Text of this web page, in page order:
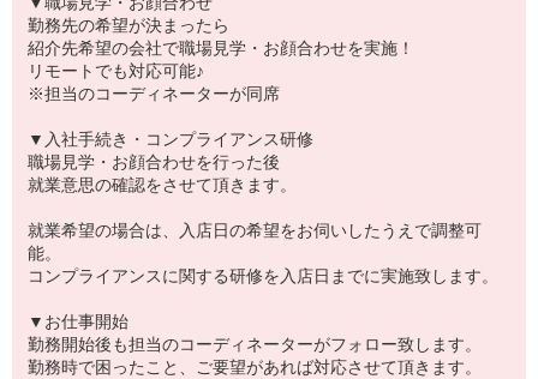
勤務先の希望が決まったら
紹介先希望の会社で職場見学・お顔合わせを実施！
リモートでも対応可能♪
※担当のコーディネーターが同席
▼入社手続き・コンプライアンス研修
職場見学・お顔合わせを行った後
就業意思の確認をさせて頂きます。
就業希望の場合は、入店日の希望をお伺いしたうえで調整可
能。
コンプライアンスに関する研修を入店日までに実施致します。
▼お仕事開始
勤務開始後も担当のコーディネーターがフォロー致します。
勤務時で困ったこと、ご要望があれば対応させて頂きます。